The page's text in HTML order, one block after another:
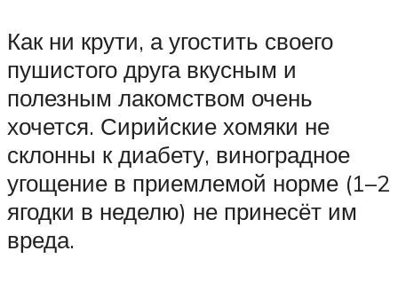
Как ни крути, а угостить своего
пушистого друга вкусным и
полезным лакомством очень
хочется. Сирийские хомяки не
склонны к диабету, виноградное
угощение в приемлемой норме (1–2
ягодки в неделю) не принесёт им
вреда.